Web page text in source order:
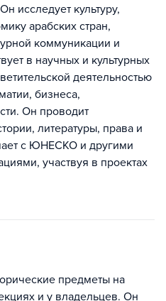
исследует культуру,
арабских стран,
коммуникации и
в научных и культурных
деятельностью
бизнеса,
Он проводит
литературы, права и
с ЮНЕСКО и другими
участвуя в проектах
предметы на
и у владельцев. Он